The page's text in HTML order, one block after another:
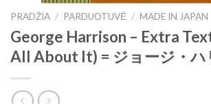
PRADŽIA / PARDUOTUVĖ / MADE IN JAPAN
George Harrison ‎– Extra
All About It) = ジョージ・ハ